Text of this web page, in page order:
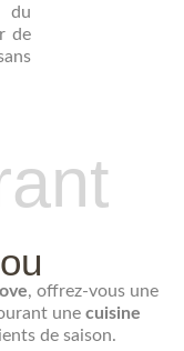
du
de
, offrez-vous une
une cuisine
de saison.